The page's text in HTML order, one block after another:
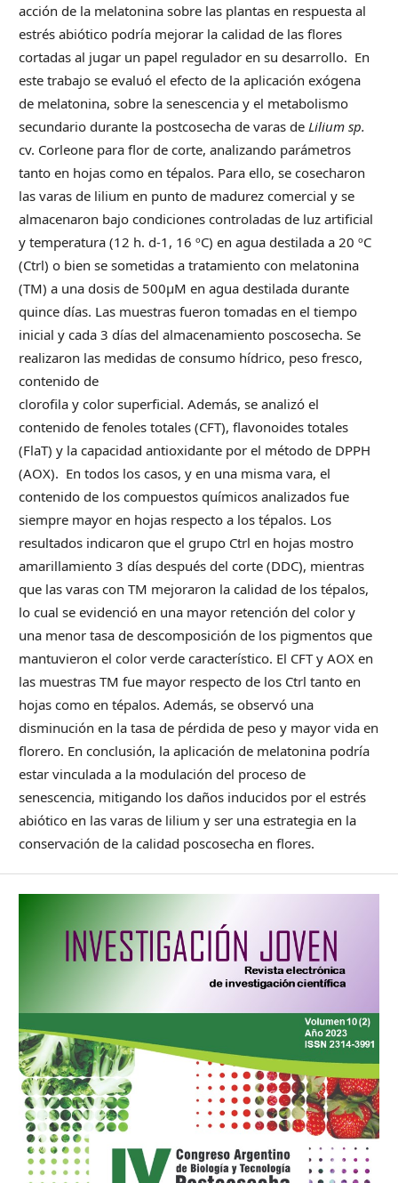
acción de la melatonina sobre las plantas en respuesta al
estrés abiótico podría mejorar la calidad de las flores
cortadas al jugar un papel regulador en su desarrollo. En
este trabajo se evaluó el efecto de la aplicación exógena
de melatonina, sobre la senescencia y el metabolismo
secundario durante la postcosecha de varas de Lilium sp.
cv. Corleone para flor de corte, analizando parámetros
tanto en hojas como en tépalos. Para ello, se cosecharon
las varas de lilium en punto de madurez comercial y se
almacenaron bajo condiciones controladas de luz artificial
y temperatura (12 h. d-1, 16 ºC) en agua destilada a 20 ºC
(Ctrl) o bien se sometidas a tratamiento con melatonina
(TM) a una dosis de 500μM en agua destilada durante
quince días. Las muestras fueron tomadas en el tiempo
inicial y cada 3 días del almacenamiento poscosecha. Se
realizaron las medidas de consumo hídrico, peso fresco,
contenido de
clorofila y color superficial. Además, se analizó el
contenido de fenoles totales (CFT), flavonoides totales
(FlaT) y la capacidad antioxidante por el método de DPPH
(AOX). En todos los casos, y en una misma vara, el
contenido de los compuestos químicos analizados fue
siempre mayor en hojas respecto a los tépalos. Los
resultados indicaron que el grupo Ctrl en hojas mostro
amarillamiento 3 días después del corte (DDC), mientras
que las varas con TM mejoraron la calidad de los tépalos,
lo cual se evidenció en una mayor retención del color y
una menor tasa de descomposición de los pigmentos que
mantuvieron el color verde característico. El CFT y AOX en
las muestras TM fue mayor respecto de los Ctrl tanto en
hojas como en tépalos. Además, se observó una
disminución en la tasa de pérdida de peso y mayor vida en
florero. En conclusión, la aplicación de melatonina podría
estar vinculada a la modulación del proceso de
senescencia, mitigando los daños inducidos por el estrés
abiótico en las varas de lilium y ser una estrategia en la
conservación de la calidad poscosecha en flores.